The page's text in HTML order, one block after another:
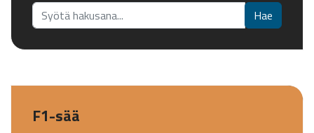
Etsi... Hae
F1-sää